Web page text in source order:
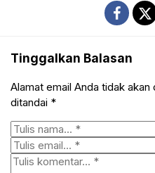
Tinggalkan Balasan
Alamat email Anda tidak akan
ditandai *